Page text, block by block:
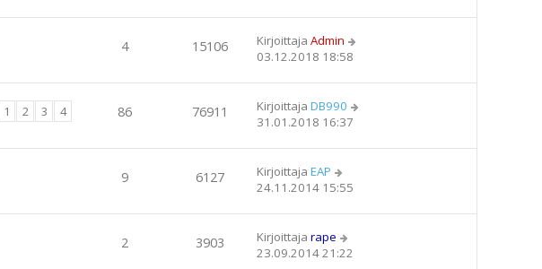
4 15106 Kirjoittaja Admin
03.12.2018 18:58
1 2 3 4 86 76911 Kirjoittaja DB990
31.01.2018 16:37
9 6127 Kirjoittaja EAP
24.11.2014 15:55
2 3903 Kirjoittaja rape
23.09.2014 21:22